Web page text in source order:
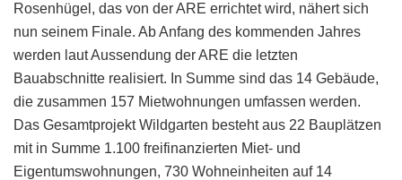
Rosenhügel, das von der ARE errichtet wird, nähert sich
nun seinem Finale. Ab Anfang des kommenden Jahres
werden laut Aussendung der ARE die letzten
Bauabschnitte realisiert. In Summe sind das 14 Gebäude,
die zusammen 157 Mietwohnungen umfassen werden.
Das Gesamtprojekt Wildgarten besteht aus 22 Bauplätzen
mit in Summe 1.100 freifinanzierten Miet- und
Eigentumswohnungen, 730 Wohneinheiten auf 14